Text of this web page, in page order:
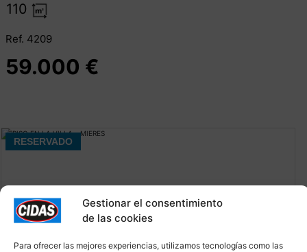
Gestionar el consentimiento
de las cookies
Para ofrecer las mejores experiencias, utilizamos tecnologías como las
110
Ref. 4209
59.000 €
RESERVADO